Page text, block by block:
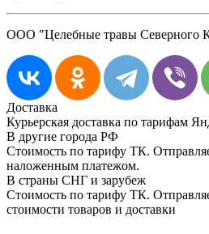
ООО "Целебные травы Северного
Доставка
Курьерская доставка по тарифам
В другие города РФ
Стоимость по тарифу ТК.
наложенным платежом.
В страны СНГ и зарубеж
Стоимость по тарифу ТК.
стоимости товаров и доставки